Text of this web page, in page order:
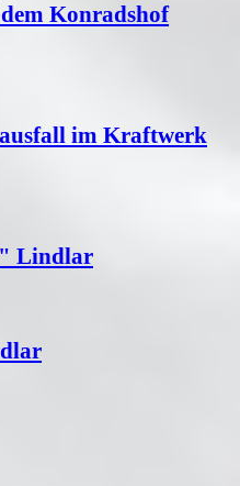
Konradshof
im Kraftwerk
Lindlar